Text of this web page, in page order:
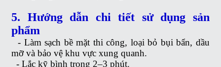
5. Hướng dẫn chi tiết sử dụng sản
phẩm
- Làm sạch bề mặt thi công, loại bỏ bụi bẩn, dầu
mỡ và bảo vệ khu vực xung quanh.
-Lắc kỹ bình trong 2–3 phút.